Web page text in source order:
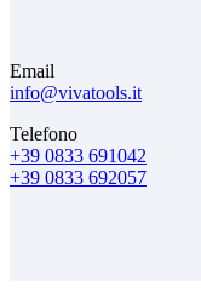
Email
info@vivatools.it
Telefono
+39 0833 691042
+39 0833 692057